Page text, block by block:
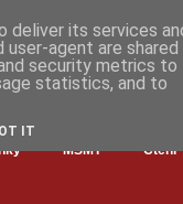
MŠMT Čtení
deliver its services
user-agent are shared
security metrics to
statistics, and to
IT